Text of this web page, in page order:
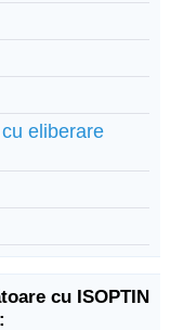
eliberare
cu ISOPTIN